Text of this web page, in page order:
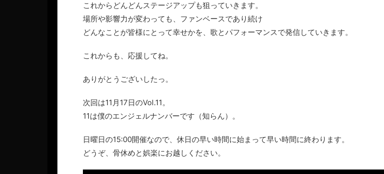
これからどんどんステージアップも狙っていきます。
場所や影響力が変わっても、ファンベースであり続け
どんなことが皆様にとって幸せかを、歌とパフォーマンスで発信していきます。
これからも、応援してね。
ありがとうございしたっ。
次回は11月17日のVol.11。
11は僕のエンジェルナンバーです（知らん）。
日曜日の15:00開催なので、休日の早い時間に始まって早い時間に終わります。
どうぞ、骨休めと娯楽にお越しください。